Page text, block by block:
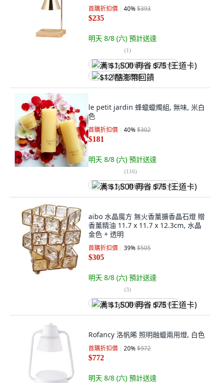
首購折扣價 40%$393
$235
明天 8/8 (六) 預計送達
(1)
满 $1,500 再省 $75 (王道卡)
$12 酷澎幣回饋
le petit jardin 蜂蠟蠟燭組, 無味, 米白
色
首購折扣價 40%$302
$181
明天 8/8 (六) 預計送達
(116)
满 $1,500 再省 $75 (王道卡)
aibo 水晶魔方 無火香薰擴香晶石燈 贈
香薰精油 11.7 x 11.7 x 12.3cm, 水晶
金色 + 透明
首購折扣價 39%$505
$305
明天 8/8 (六) 預計送達
(3)
满 $1,500 再省 $75 (王道卡)
Rofancy 洛帆晞 照明融蠟兩用燈, 白色
首購折扣價 20%$972
$772
明天 8/8 (六) 預計送達